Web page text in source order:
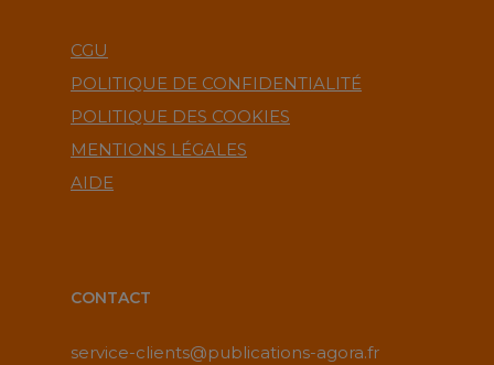
CGU
POLITIQUE DE CONFIDENTIALITÉ
POLITIQUE DES COOKIES
MENTIONS LÉGALES
AIDE
CONTACT
service-clients@publications-agora.fr